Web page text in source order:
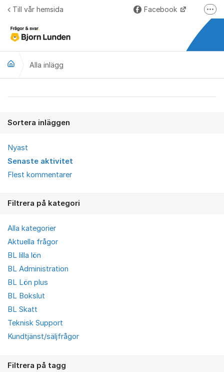
Hoppa till innehåll
Till vår hemsida Facebook
Alla inlägg
Sortera inläggen
Nyast
Senaste aktivitet
Flest kommentarer
Filtrera på kategori
Alla kategorier
Aktuella frågor
BL lilla lön
BL Administration
BL Lön plus
BL Bokslut
BL Skatt
Teknisk Support
Kundtjänst/säljfrågor
Filtrera på tagg